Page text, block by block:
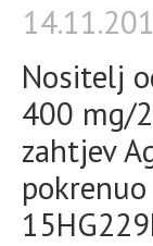
Nositelj
400 mg/
zahtjev